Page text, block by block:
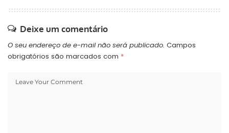
Deixe um comentário
O seu endereço de e-mail não será publicado. Campos
obrigatórios são marcados com *